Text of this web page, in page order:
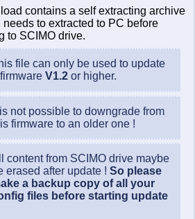
contains a self extracting archive
needs to extracted to PC before
to SCIMO drive.
file can only be used to update
V1.2or higher.
is not possible to downgrade from
firmware to an older one !
content from SCIMO drive maybe
erased after update ! So please
a backup copy of all your
files before starting update